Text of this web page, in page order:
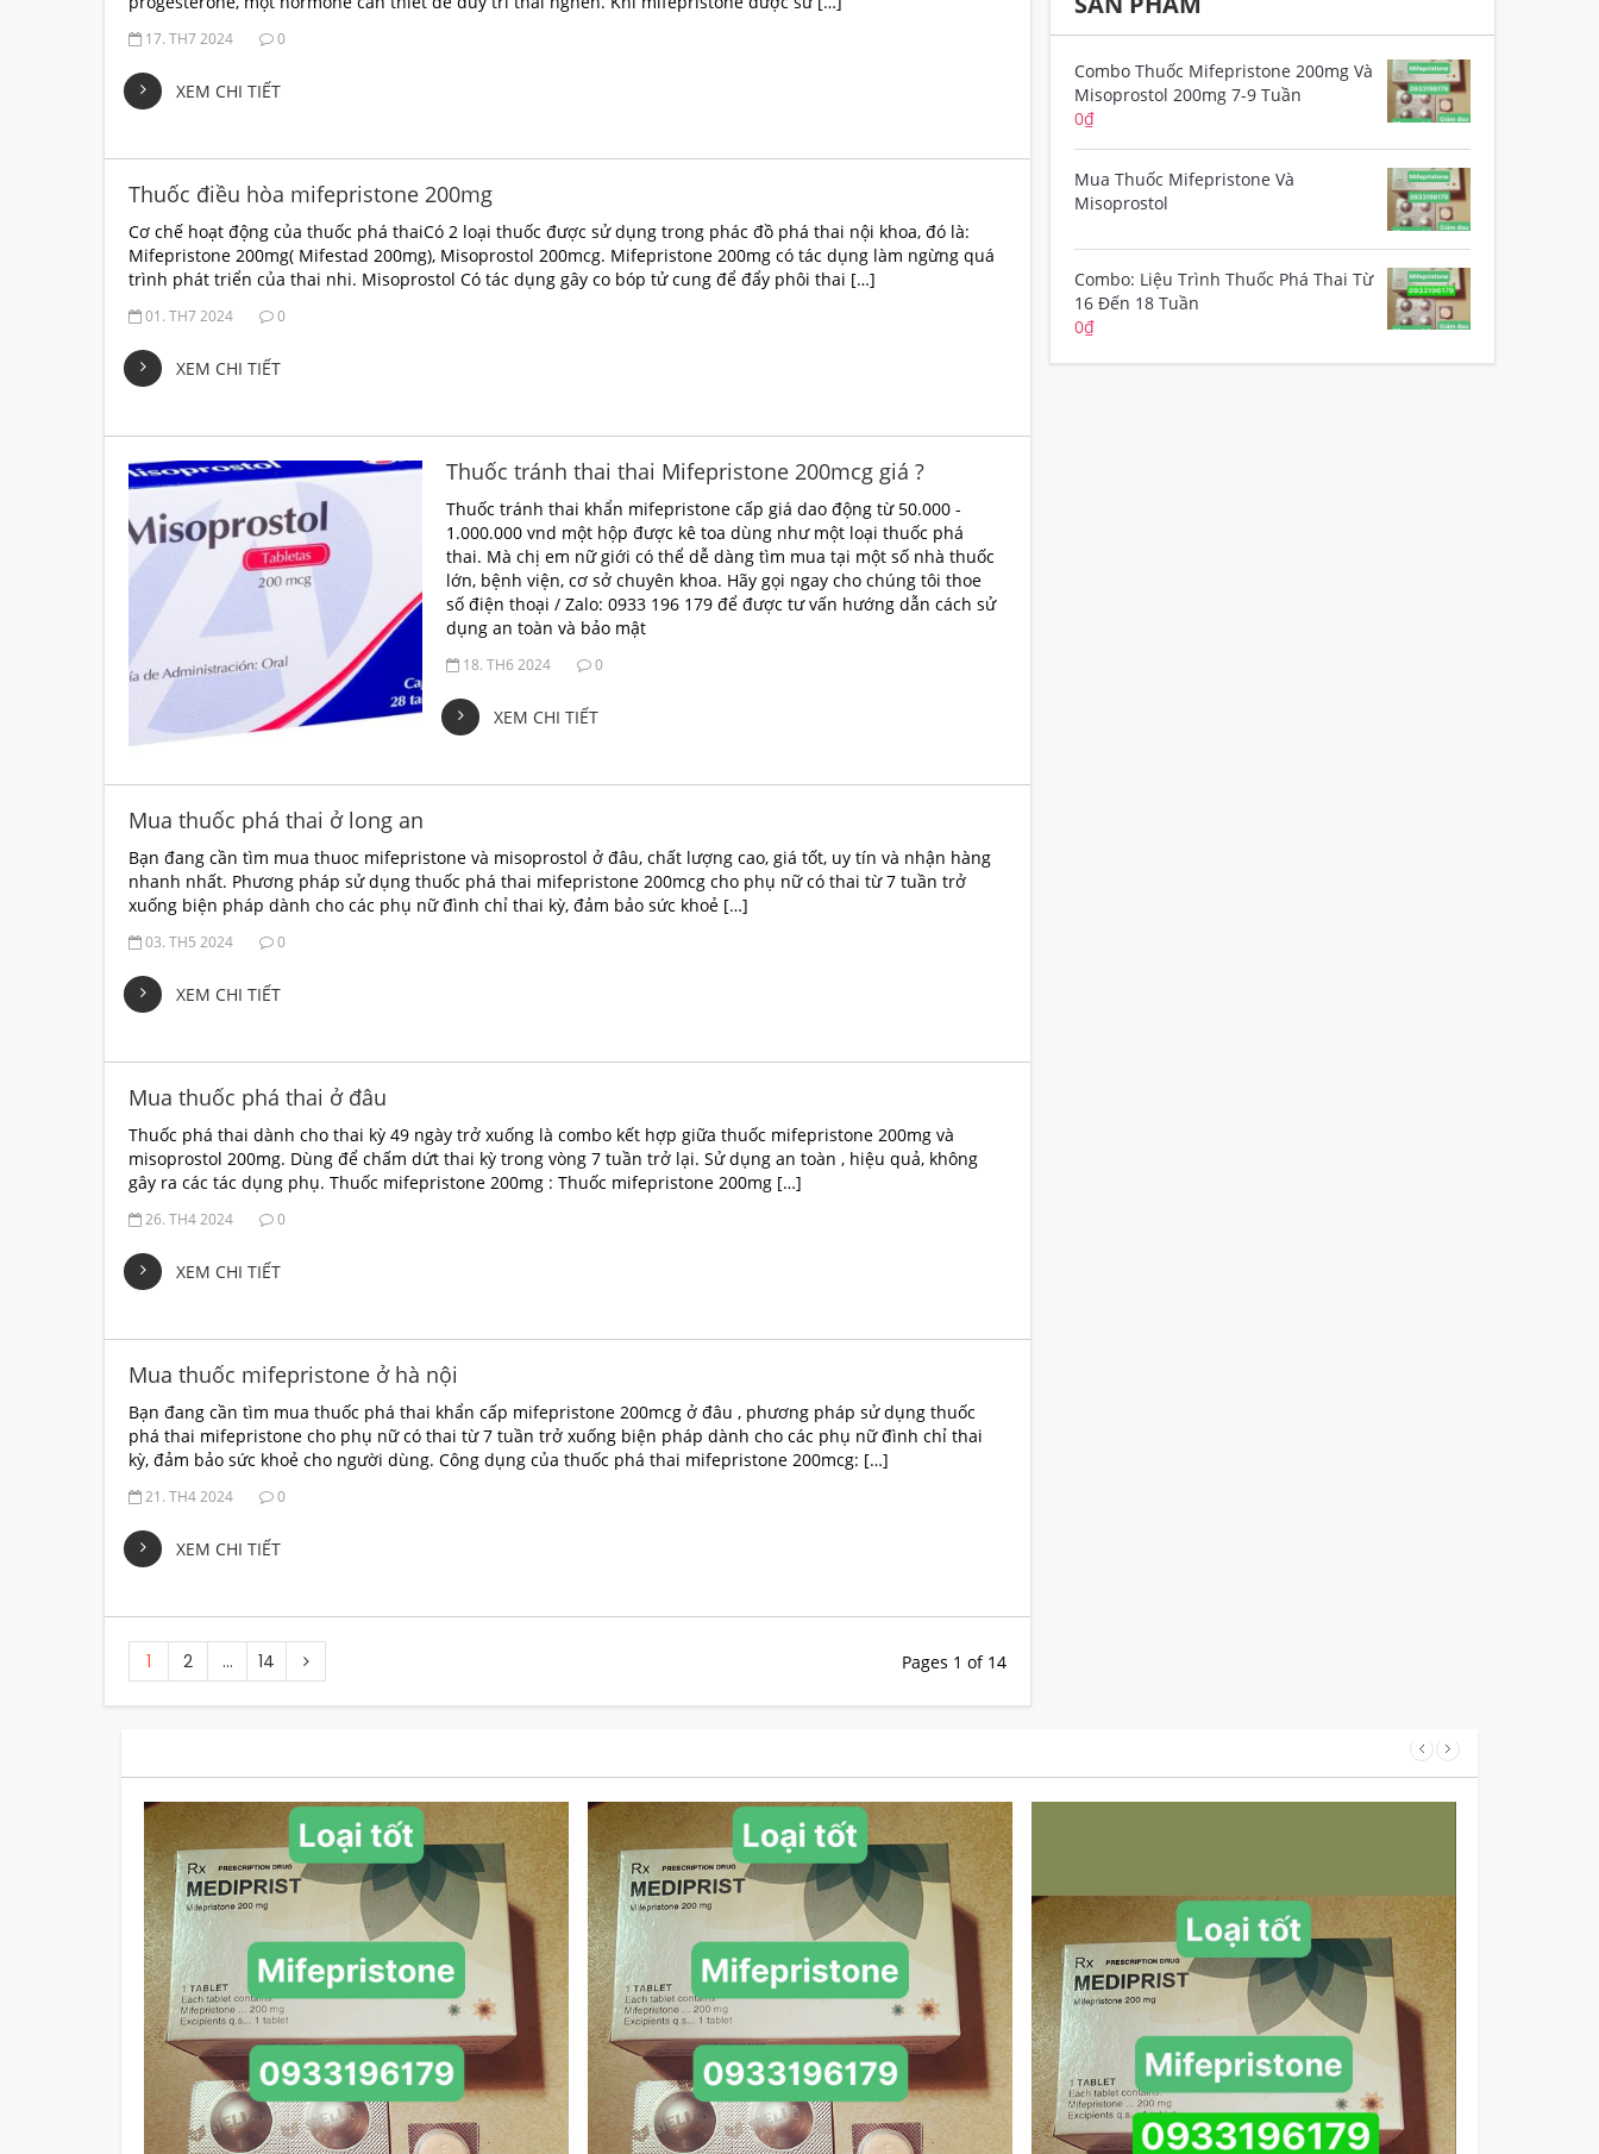
17. TH7 2024 0
XEM CHI TIẾT
Thuốc điều hòa mifepristone 200mg
Cơ chế hoạt động của thuốc phá thaiCó 2 loại thuốc được sử dụng trong phác đồ phá thai nội khoa, đó là:
Mifepristone 200mg( Mifestad 200mg), Misoprostol 200mcg. Mifepristone 200mg có tác dụng làm ngừng quá
trình phát triển của thai nhi. Misoprostol Có tác dụng gây co bóp tử cung để đẩy phôi thai […]
01. TH7 2024 0
XEM CHI TIẾT
Thuốc tránh thai thai Mifepristone 200mcg giá ?
Thuốc tránh thai khẩn mifepristone cấp giá dao động từ 50.000 -
1.000.000 vnd một hộp được kê toa dùng như một loại thuốc phá
thai. Mà chị em nữ giới có thể dễ dàng tìm mua tại một số nhà thuốc
lớn, bệnh viện, cơ sở chuyên khoa. Hãy gọi ngay cho chúng tôi thoe
số điện thoại / Zalo: 0933 196 179 để được tư vấn hướng dẫn cách sử
dụng an toàn và bảo mật
18. TH6 2024 0
XEM CHI TIẾT
Mua thuốc phá thai ở long an
Bạn đang cần tìm mua thuoc mifepristone và misoprostol ở đâu, chất lượng cao, giá tốt, uy tín và nhận hàng
nhanh nhất. Phương pháp sử dụng thuốc phá thai mifepristone 200mcg cho phụ nữ có thai từ 7 tuần trở
xuống biện pháp dành cho các phụ nữ đình chỉ thai kỳ, đảm bảo sức khoẻ […]
03. TH5 2024 0
XEM CHI TIẾT
Mua thuốc phá thai ở đâu
Thuốc phá thai dành cho thai kỳ 49 ngày trở xuống là combo kết hợp giữa thuốc mifepristone 200mg và
misoprostol 200mg. Dùng để chấm dứt thai kỳ trong vòng 7 tuần trở lại. Sử dụng an toàn , hiệu quả, không
gây ra các tác dụng phụ. Thuốc mifepristone 200mg : Thuốc mifepristone 200mg […]
26. TH4 2024 0
XEM CHI TIẾT
Mua thuốc mifepristone ở hà nội
Bạn đang cần tìm mua thuốc phá thai khẩn cấp mifepristone 200mcg ở đâu , phương pháp sử dụng thuốc
phá thai mifepristone cho phụ nữ có thai từ 7 tuần trở xuống biện pháp dành cho các phụ nữ đình chỉ thai
kỳ, đảm bảo sức khoẻ cho người dùng. Công dụng của thuốc phá thai mifepristone 200mcg: […]
21. TH4 2024 0
XEM CHI TIẾT
Pages 1 of 14
1 2 … 14
Combo Thuốc Mifepristone 200mg Và
Misoprostol 200mg 7-9 Tuần
0₫
Mua Thuốc Mifepristone Và
Misoprostol
Combo: Liệu Trình Thuốc Phá Thai Từ
16 Đến 18 Tuần
0₫